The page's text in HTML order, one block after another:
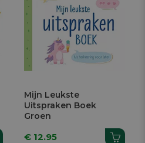
Mijn Leukste
Uitspraken Boek
Groen
€ 12.95